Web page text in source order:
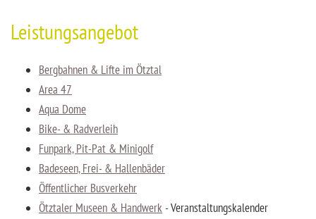
Leistungsangebot
Bergbahnen & Lifte im Ötztal
Area 47
Aqua Dome
Bike- & Radverleih
Funpark, Pit-Pat & Minigolf
Badeseen, Frei- & Hallenbäder
Öffentlicher Busverkehr
Ötztaler Museen & Handwerk- Veranstaltungskalender